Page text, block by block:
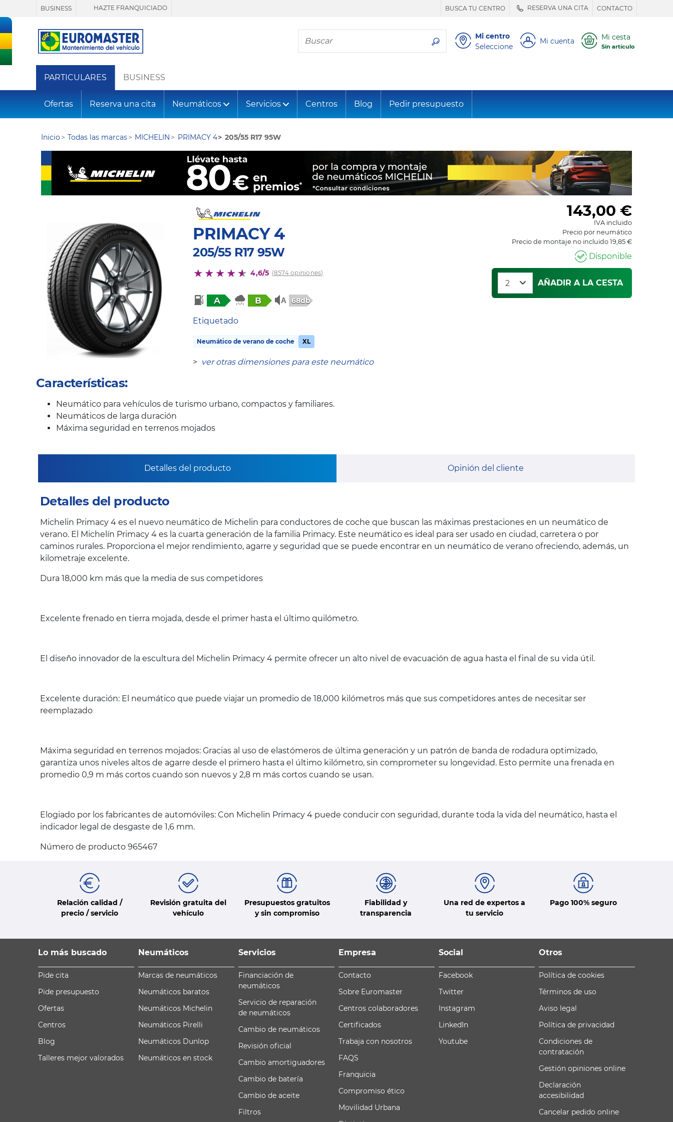
BUSINESS HAZTE FRANQUICIADO BUSCA TU CENTRO RESERVA UNA CITA CONTACTO
Busca tu neumático
Mi centro
Seleccione
Mi cuenta Mi cesta
Sin artículo
PARTICULARES BUSINESS
Ofertas Reserva una cita Neumáticos Servicios Centros Blog Pedir presupuesto
Inicio Todas las marcas MICHELIN PRIMACY 4 205/55 R17 95W
PRIMACY 4
205/55 R17 95W
4,6/5 (8574 opiniones)
A B 68db
Etiquetado
Neumático de verano de coche XL
> ver otras dimensiones para este neumático
143,00 €
IVA incluido
Precio por neumático
Precio de montaje no incluido 19,85 €
Disponible
AÑADIR A LA CESTA
Características:
Neumático para vehículos de turismo urbano, compactos y familiares.
Neumáticos de larga duración
Máxima seguridad en terrenos mojados
Detalles del producto Opinión del cliente
Detalles del producto
Michelin Primacy 4 es el nuevo neumático de Michelin para conductores de coche que buscan las máximas prestaciones en un neumático de
verano. El Michelín Primacy 4 es la cuarta generación de la familia Primacy. Este neumático es ideal para ser usado en ciudad, carretera o por
caminos rurales. Proporciona el mejor rendimiento, agarre y seguridad que se puede encontrar en un neumático de verano ofreciendo, además, un
kilometraje excelente.
Dura 18,000 km más que la media de sus competidores
Excelente frenado en tierra mojada, desde el primer hasta el último quilómetro.
El diseño innovador de la escultura del Michelin Primacy 4 permite ofrecer un alto nivel de evacuación de agua hasta el final de su vida útil.
Excelente duración: El neumático que puede viajar un promedio de 18,000 kilómetros más que sus competidores antes de necesitar ser
reemplazado
Máxima seguridad en terrenos mojados: Gracias al uso de elastómeros de última generación y un patrón de banda de rodadura optimizado,
garantiza unos niveles altos de agarre desde el primero hasta el último kilómetro, sin comprometer su longevidad. Esto permite una frenada en
promedio 0,9 m más cortos cuando son nuevos y 2,8 m más cortos cuando se usan.
Elogiado por los fabricantes de automóviles: Con Michelin Primacy 4 puede conducir con seguridad, durante toda la vida del neumático, hasta el
indicador legal de desgaste de 1,6 mm.
Número de producto 965467
Relación calidad /
precio / servicio
Revisión gratuita del
vehículo
Presupuestos gratuitos
y sin compromiso
Fiabilidad y
transparencia
Una red de expertos a
tu servicio
Pago 100% seguro
Lo más buscado
Pide cita
Pide presupuesto
Ofertas
Centros
Blog
Talleres mejor valorados
Neumáticos
Marcas de neumáticos
Neumáticos baratos
Neumáticos Michelin
Neumáticos Pirelli
Neumáticos Dunlop
Neumáticos en stock
Servicios
Financiación de
neumáticos
Servicio de reparación
de neumáticos
Cambio de neumáticos
Revisión oficial
Cambio amortiguadores
Cambio de batería
Cambio de aceite
Filtros
Empresa
Contacto
Sobre Euromaster
Centros colaboradores
Certificados
Trabaja con nosotros
FAQS
Franquicia
Compromiso ético
Movilidad Urbana
Social
Facebook
Twitter
Instagram
LinkedIn
Youtube
Otros
Política de cookies
Términos de uso
Aviso legal
Política de privacidad
Condiciones de
contratación
Gestión opiniones online
Declaración
accesibilidad
Cancelar pedido online